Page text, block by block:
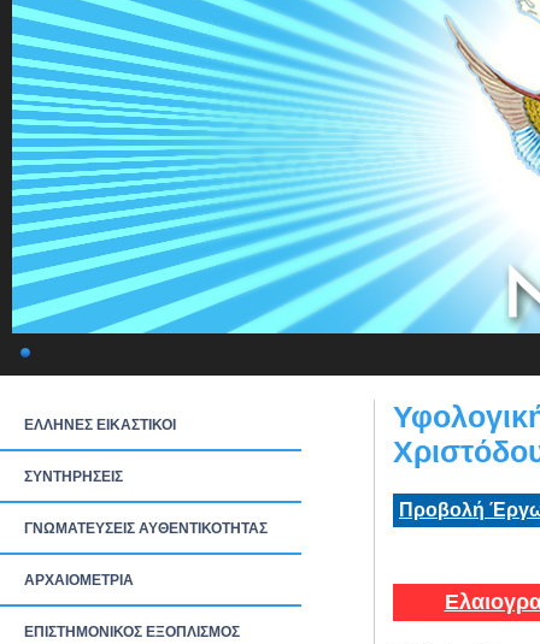
ΕΛΛΗΝΕΣ ΕΙΚΑΣΤΙΚΟΙ
ΣΥΝΤΗΡΗΣΕΙΣ
ΓΝΩΜΑΤΕΥΣΕΙΣ ΑΥΘΕΝΤΙΚΟΤΗΤΑΣ
ΑΡΧΑΙΟΜΕΤΡΙΑ
ΕΠΙΣΤΗΜΟΝΙΚΟΣ ΕΞΟΠΛΙΣΜΟΣ
Προβολή